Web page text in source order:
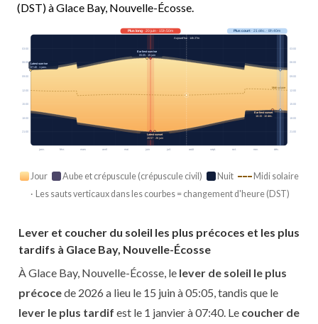
(DST) à Glace Bay, Nouvelle-Écosse.
janv. févr. mars avril mai juin juil. août sept. oct. nov. déc.
Midi solaire
03:00 03:00
06:00 06:00
09:00 09:00
12:00 12:00
15:00 15:00
18:00 18:00
21:00 21:00
Plus long· 20 juin · 15h 50m Plus court· 21 déc. · 8h 40m
Aujourd’hui · 14h 27m
Earliest sunrise
05:05 · 15 juin
Latest sunrise
07:40 · 1 janv.
Earliest sunset
16:15 · 10 déc.
Latest sunset
20:57 · 26 juin
Jour Aube et crépuscule (crépuscule civil) Nuit
Midi solaire
· Les sauts verticaux dans les courbes = changement d'heure (DST)
Lever et coucher du soleil les plus précoces et les plus
tardifs à Glace Bay, Nouvelle-Écosse
À Glace Bay, Nouvelle-Écosse, le lever de soleil le plus
précocede 2026 a lieu le 15 juin à 05:05, tandis que le
lever le plus tardif est le 1 janvier à 07:40. Le coucher de